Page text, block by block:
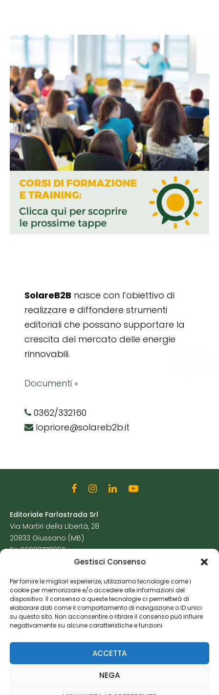
Gestisci Consenso
Per fornire le migliori esperienze, utilizziamo tecnologie come i
cookie per memorizzare e/o accedere alle informazioni del
dispositivo. Il consenso a queste tecnologie ci permetterà di
elaborare dati come il comportamento di navigazione o ID unici
su questo sito. Non acconsentire o ritirare il consenso può influire
negativamente su alcune caratteristiche e funzioni.
ACCETTA
NEGA
SolareB2B nasce con l’obiettivo di
realizzare e diffondere strumenti
editoriali che possano supportare la
crescita del mercato delle energie
rinnovabili.
Documenti »
0362/332160
lopriore@solareb2b.it
Editoriale Farlastrada Srl
Via Martiri della Libertà, 28
20833 Giussano (MB)
P.I. 06982770965
Cookie Policy
Risorse Aggiuntive